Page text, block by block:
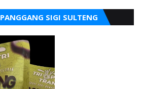
SIGI SULTENG